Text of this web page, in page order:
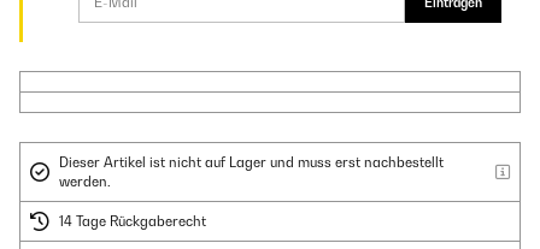
Dieser Artikel ist nicht auf Lager und muss erst nachbestellt
werden.
14 Tage Rückgaberecht